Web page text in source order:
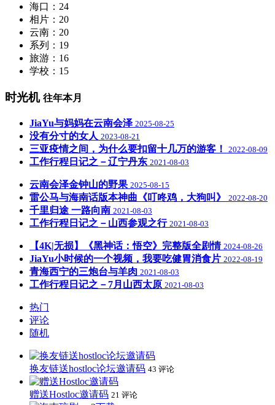
海口：24
相片：20
云南：20
系列：19
旅游：16
学校：15
时光机 往年本月
JiaYu与妈妈在云南会泽 2025-08-25
没有分寸的女人 2023-08-21
三亚疫情之间，为什么要扣留十几万的游客！ 2022-08-09
工作行程日记之－辽宁丹东 2021-08-03
云南会泽金钟山的野果 2025-08-15
雷公马与海南话版本神曲《叮咚鸡，大狗叫》 2022-08-20
千里归途 一路向南 2021-08-03
工作行程日记之－山西参观之行 2021-08-03
【4K|无损】《黑神话：悟空》完整版全剧情 2024-08-26
JiaYu小时候的一个视频，我要吃健胃消食片 2022-08-19
青海西宁的三炮台与羊肉 2021-08-03
工作行程日记之－7月山西太原 2021-08-03
热门
评论
随机
换友链送hostloc论坛邀请码 43 评论
赠送Hostloc邀请码 21 评论